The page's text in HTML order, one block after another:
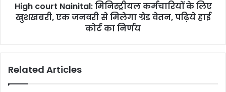
High court Nainital: मिनिस्ट्रीयल कर्मचारियों के लिए
खुशखबरी, एक जनवरी से मिलेगा ग्रेड वेतन, पढ़िये हाई
कोर्ट का निर्णय
Related Articles